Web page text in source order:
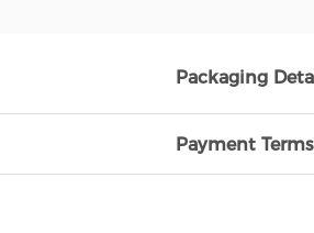
Packaging
Payment Terms